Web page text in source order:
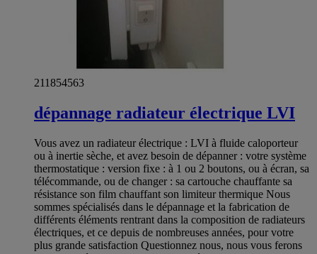
211854563
dépannage radiateur électrique LVI
Vous avez un radiateur électrique : LVI à fluide caloporteur
ou à inertie sèche, et avez besoin de dépanner : votre système
thermostatique : version fixe : à 1 ou 2 boutons, ou à écran, sa
télécommande, ou de changer : sa cartouche chauffante sa
résistance son film chauffant son limiteur thermique Nous
sommes spécialisés dans le dépannage et la fabrication de
différents éléments rentrant dans la composition de radiateurs
électriques, et ce depuis de nombreuses années, pour votre
plus grande satisfaction Questionnez nous, nous vous ferons